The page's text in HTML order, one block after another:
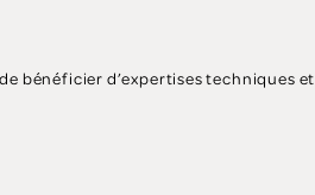
bénéficier d’expertises techniques et